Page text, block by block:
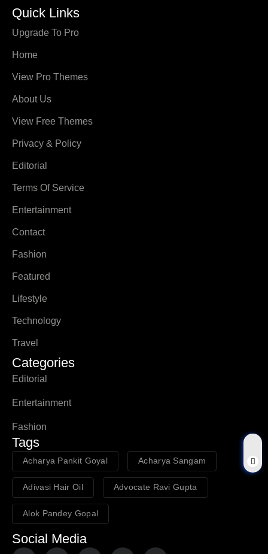
Quick Links
Upgrade To Pro
Home
View Pro Themes
About Us
View Free Themes
Privacy & Policy
Editorial
Terms Of Service
Entertainment
Contact
Fashion
Featured
Lifestyle
Technology
Travel
Categories
Editorial
Entertainment
Fashion
Tags
Acharya Pankit Goyal Acharya Sangam
Adivasi Hair Oil Advocate Ravi Gupta
Alok Pandey Gopal
Social Media